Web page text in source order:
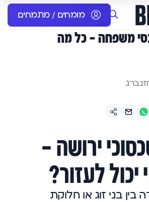
מומחים / מתמחים
משפחה – כל מה
ירושה –
לעזור?
בני זוג או חלוקת